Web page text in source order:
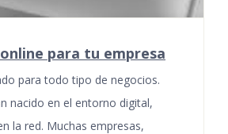
para tu empresa
para todo tipo de negocios.
nacido en el entorno digital,
la red. Muchas empresas,